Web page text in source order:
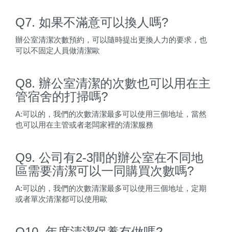
Q7. 如果不滿意可以換人嗎?
辦公室清潔次數預約，可以隨時提出更換人力的要求，也
可以不固定人員做清潔歐
Q8. 辦公室清潔的次數也可以用在主
管宿舍的打掃嗎?
A:可以的，我們的次數清潔最多可以使用三個地址，當然
也可以用在主管或者老闆家裡的清潔服務
Q9. 公司有2-3間的辦公室在不同地
區需要清潔可以一同購買次數嗎?
A:可以的，我們的次數清潔最多可以使用三個地址，定期
或者單次清潔都可以使用歐